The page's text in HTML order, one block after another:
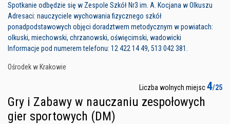
Spotkanie odbędzie się w Zespole Szkół Nr3 im. A. Kocjana w Olkuszu
Adresaci: nauczyciele wychowania fizycznego szkół
ponadpodstawowych objęci doradztwem metodycznym w powiatach:
olkuski, miechowski, chrzanowski, oświęcimski, wadowicki
Informacje pod numerem telefonu: 12 422 14 49, 513 042 381.
Ośrodek w Krakowie
Liczba wolnych miejsc4/25
Gry i Zabawy w nauczaniu zespołowych
gier sportowych (DM)